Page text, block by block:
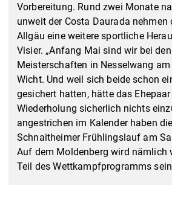
Vorbereitung. Rund zwei Monate
unweit der Costa Daurada nehmen
Allgäu eine weitere sportliche
Visier. „Anfang Mai sind wir bei
Meisterschaften in Nesselwang am
Wicht. Und weil sich beide schon
gesichert hatten, hätte das
Wiederholung sicherlich nichts
angestrichen im Kalender haben
Schnaitheimer Frühlingslauf am
Auf dem Moldenberg wird nämlich
Teil des Wettkampfprogramms